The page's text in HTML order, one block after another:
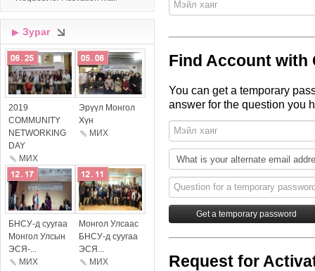
▶ Зураг
more
2019
COMMUNITY
NETWORKING
DAY
МИX
more
Эрүүл Монгол
Хүн
МИX
more
БНСУ-д суугаа
Монгол Улсын
ЭСЯ-...
МИX
more
Монгол Улсаас
БНСУ-д суугаа
ЭСЯ...
МИX
Find Account with
You can get a temporary
answer for the question you
Request for